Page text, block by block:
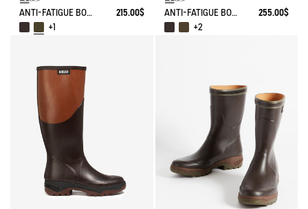
ANTI-FATIGUE BOOT PARCOURS 2.0
215.00$
+1
ANTI-FATIGUE BOOT PARCOURS 2.0 ADJUSTABLE
255.00$
+2